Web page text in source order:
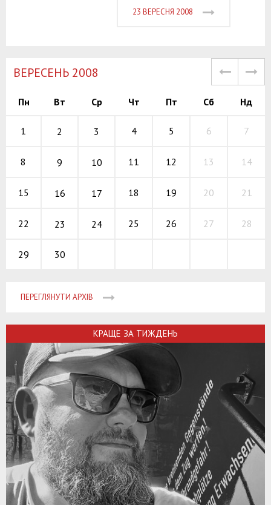
23 ВЕРЕСНЯ 2008
ВЕРЕСЕНЬ 2008
Пн Вт Ср Чт Пт Сб Нд
1 2 3 4 5 6 7
8 9 10 11 12 13 14
15 16 17 18 19 20 21
22 23 24 25 26 27 28
29 30
ПЕРЕГЛЯНУТИ АРХІВ
КРАЩЕ ЗА ТИЖДЕНЬ